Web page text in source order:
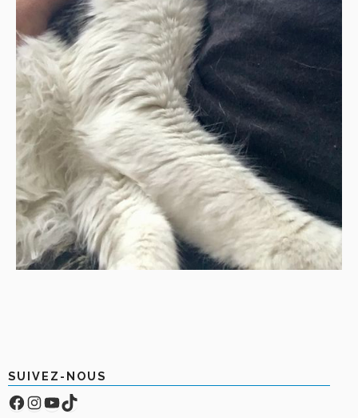
SUIVEZ-NOUS
Facebook
Compte Instagram
YouTube
TikTok